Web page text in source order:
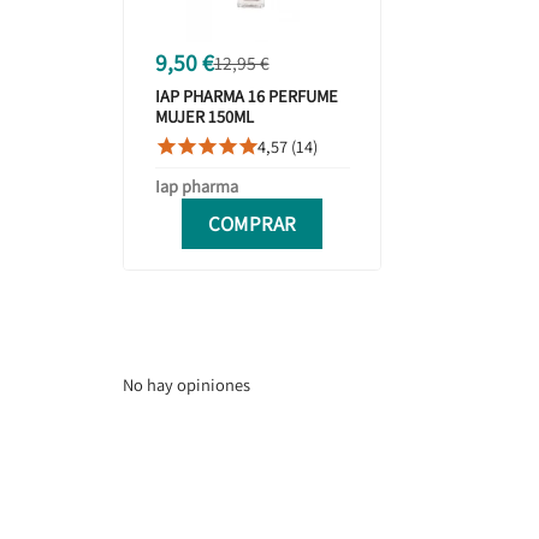
9,50 €12,95 €
IAP PHARMA 16 PERFUME
MUJER 150ML
4,57 (14)
Iap pharma
COMPRAR
No hay opiniones